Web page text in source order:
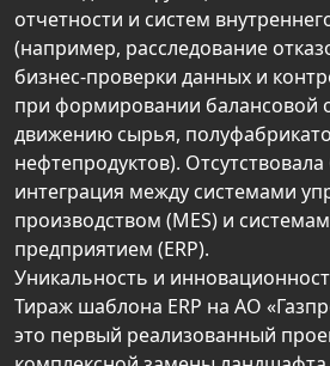
отчетности и систем
(например, расследование
бизнес-проверки данных и
при формировании балансовой
движению сырья,
нефтепродуктов).
интеграция между системами
производством (MES) и
предприятием (ERP).
Уникальность и
Тираж шаблона ERP на АО
это первый реализованный